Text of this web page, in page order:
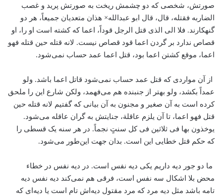
صورتش، شخصی که دو چشمش ریخت به صورتش پرید و غصب
الضاربه فقتله، قال، قال ابو عبدالله× هذان متعدیان جمیعاً، هر دو
گنهکارند. فلا الی الذی قتل الرجل قوداً، اعما که کشته است او را، او
قصاص ندارد بر گردن اعما قود قصاص نیست. لانه قتله حین قتله فهو
اعما، موقع کشتن اعما بود، قتل اعما عمد حساب نمی‌شود.
از آن مواردی که قتل عمد حساب نمی‌شود قاتل اعما باشد. ولو
عمداً بکشد، ولو بهتر از جنبنده هم می‌فهمد، ولکن شارع این را ملحق
کرده است به آن صغیر و مجنون به آن بیانی که گفتیم لانه قتله حین
قتل فهو اعما، تا آن یلزم عاقلة، جنایتش به گران عاقله می‌شود.
یوخذون بها فی ثلاثین فی کل سنتٍ نجماً. در هر سنه یک قسطی را
که حکم قتل خطایی این است. بدان جهت این‌طور می‌شود.
ما دو جور دیه داریم یکی دیه نفس است. در دیه نفس در خطاء
محض بلا اشکال سه نفس است، فرقی هم نمی‌کند دیه نفس دیه
تامه باشد مثل دیه مرد که مرد مقتول دیه‌اش تام است یا دیه‌ای که